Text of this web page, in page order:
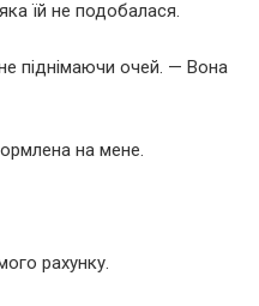
їй не подобалася.
піднімаючи очей. — Вона
на мене.
рахунку.